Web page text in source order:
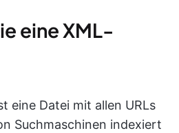
eine XML-
eine Datei mit allen URLs
Suchmaschinen indexiert